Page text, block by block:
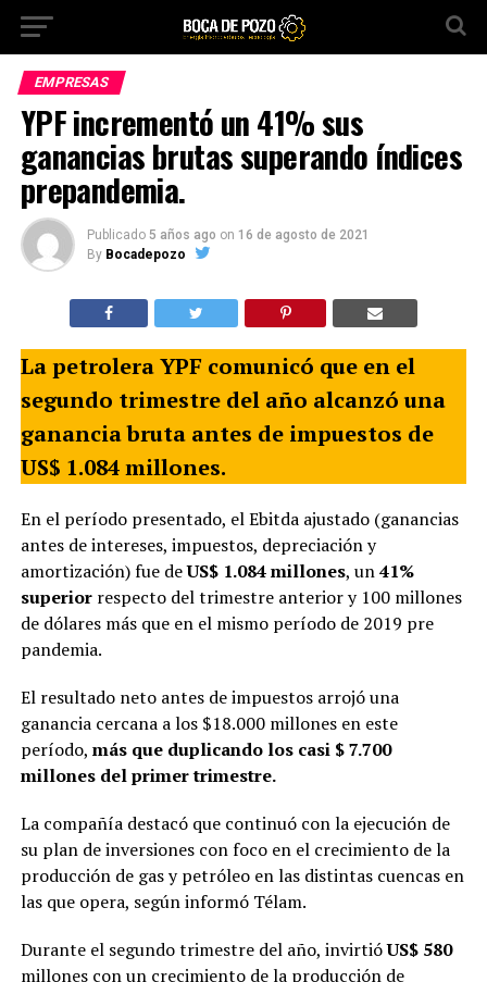
EMPRESAS
YPF incrementó un 41% sus
ganancias brutas superando índices
prepandemia.
Publicado 5 años ago on 16 de agosto de 2021
By Bocadepozo
La petrolera YPF comunicó que en el
segundo trimestre del año alcanzó una
ganancia bruta antes de impuestos de
US$ 1.084 millones.
En el período presentado, el Ebitda ajustado (ganancias
antes de intereses, impuestos, depreciación y
amortización) fue deUS$ 1.084 millones, un41%
superiorrespecto del trimestre anterior y 100 millones
de dólares más que en el mismo período de 2019 pre
pandemia.
El resultado neto antes de impuestos arrojó una
ganancia cercana a los $18.000 millones en este
período, más que duplicando los casi $ 7.700
millones del primer trimestre.
La compañía destacó que continuó con la ejecución de
su plan de inversiones con foco en el crecimiento de la
producción de gas y petróleo en las distintas cuencas en
las que opera, según informó Télam.
Durante el segundo trimestre del año, invirtióUS$ 580
millones con un crecimiento de la producción de